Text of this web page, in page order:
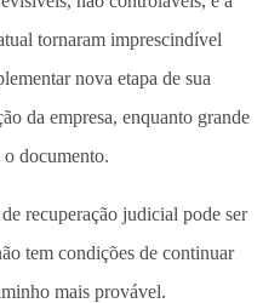
tornaram imprescindível
nova etapa de sua
da empresa, enquanto grande
o documento.
recuperação judicial pode ser
tem condições de continuar
mais provável.